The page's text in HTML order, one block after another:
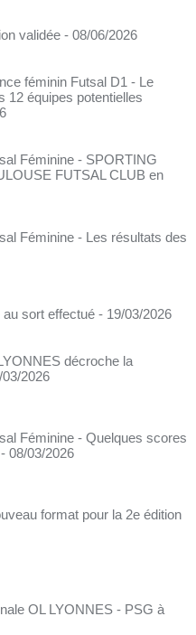
validée - 08/06/2026
féminin Futsal D1 - Le
12 équipes potentielles
Féminine - SPORTING
FUTSAL CLUB en
Féminine - Les résultats des
sort effectué - 19/03/2026
décroche la
2026
Féminine - Quelques scores
- 08/03/2026
format pour la 2e édition
OL LYONNES - PSG à